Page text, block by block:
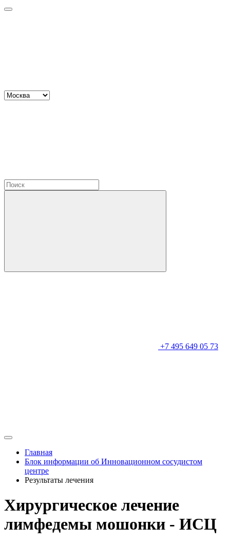
+7 495 649 05 73
Главная
Блок информации об Инновационном сосудистом
центре
Результаты лечения
Хирургическое лечение
лимфедемы мошонки - ИСЦ